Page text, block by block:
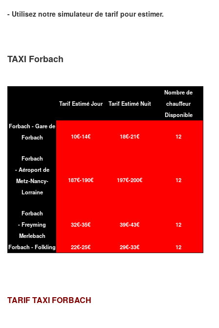
- Utilisez notre simulateur de tarif pour estimer.
TAXI Forbach
Tarif Estimé Jour Tarif Estimé Nuit
Nombre de
chauffeur
Disponible
Forbach - Gare de
Forbach
10€-14€ 18€-21€ 12
Forbach
- Aéroport de
Metz-Nancy-
Lorraine
187€-190€ 197€-200€ 12
Forbach
- Freyming
Merlebach
32€-35€ 39€-43€ 12
Forbach - Folkling 22€-25€ 29€-33€ 12
TARIF TAXI FORBACH